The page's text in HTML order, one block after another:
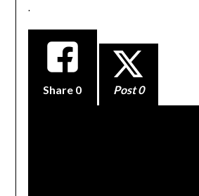
.
Share 0 Post 0